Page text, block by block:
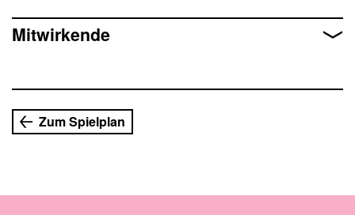
Mitwirkende
Zum Spielplan